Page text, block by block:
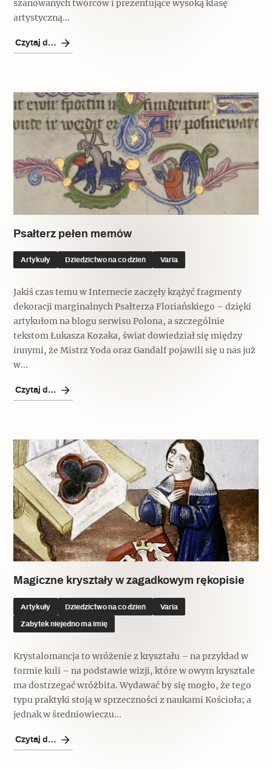
Popularne
Zabierz mapę na wakacje!
szanowanych twórców i prezentujące wysoką klasę
artystyczną...
Czytaj dalej
Psałterz pełen memów
Artykuły Dziedzictwo na co dzień Varia
Jakiś czas temu w Internecie zaczęły krążyć fragmenty
dekoracji marginalnych Psałterza Floriańskiego – dzięki
artykułom na blogu serwisu Polona, a szczególnie
tekstom Łukasza Kozaka, świat dowiedział się między
innymi, że Mistrz Yoda oraz Gandalf pojawili się u nas już
w...
Czytaj dalej
Magiczne kryształy w zagadkowym rękopisie
Artykuły Dziedzictwo na co dzień Varia
Zabytek niejedno ma imię
Krystalomancja to wróżenie z kryształu – na przykład w
formie kuli – na podstawie wizji, które w owym krysztale
ma dostrzegać wróżbita. Wydawać by się mogło, że tego
typu praktyki stoją w sprzeczności z naukami Kościoła; a
jednak w średniowieczu...
Czytaj dalej